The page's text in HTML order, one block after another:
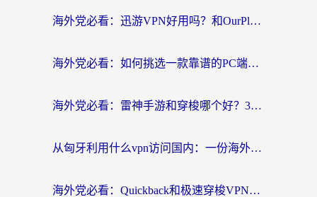
海外党必看：迅游VPN好用吗？和OurPlay VPN对比哪个回国效果更好？附真实体验测评
海外党必看：如何挑选一款靠谱的PC端VPN，让回国冲浪不再卡顿
海外党必看：雷神手游和穿梭哪个好？3步教你选对回国加速器（附实测对比）
从匈牙利用什么vpn访问国内：一份海外游子的网络归乡指南
海外党必看：Quickback和极速穿梭VPN好用吗？3步选对回国加速器实现无缝刷国内资源